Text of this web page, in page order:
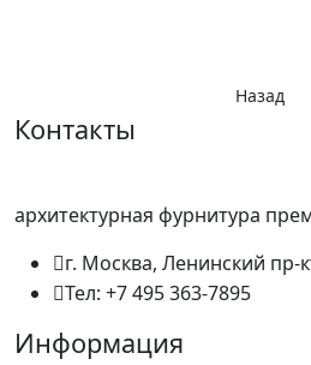
Назад
Контакты
архитектурная фурнитура
г. Москва, Ленинский пр-
Тел: +7 495 363-7895
Информация